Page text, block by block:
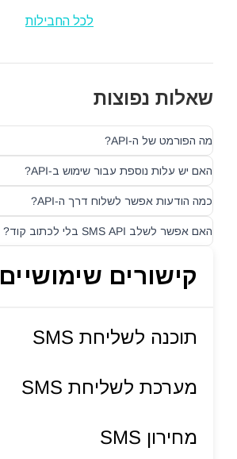
לכל החבילות
שאלות נפוצות
מה הפורמט של ה-API?
האם יש עלות נוספת עבור שימוש ב-API?
כמה הודעות אפשר לשלוח דרך ה-API?
האם אפשר לשלב SMS API בלי לכתוב קוד?
קישורים שימושיים
תוכנה לשליחת SMS
מערכת לשליחת SMS
מחירון SMS